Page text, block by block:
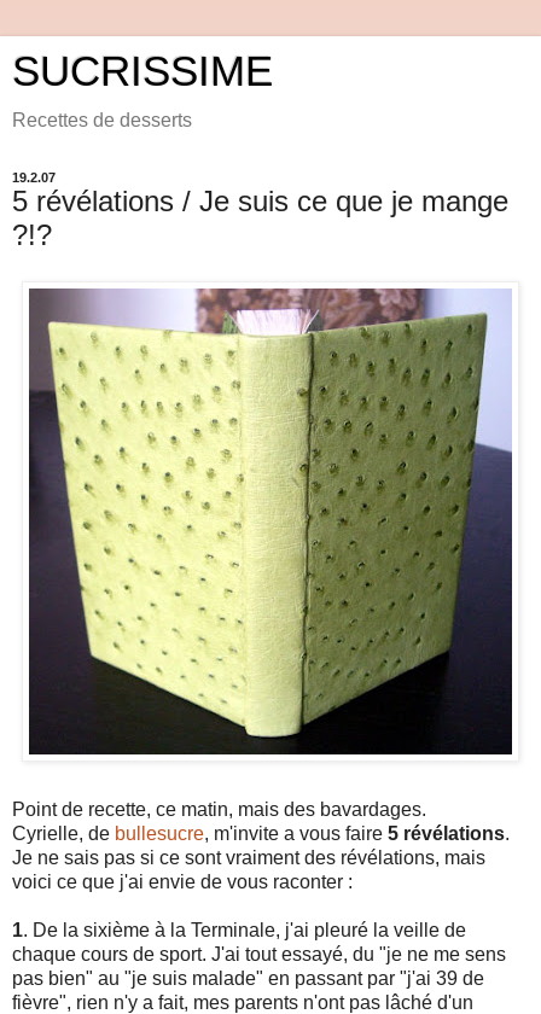
SUCRISSIME
Recettes de desserts
19.2.07
5 révélations / Je suis ce que je mange
?!?
Point de recette, ce matin, mais des bavardages.
Cyrielle, de bullesucre, m'invite a vous faire 5 révélations.
Je ne sais pas si ce sont vraiment des révélations, mais
voici ce que j'ai envie de vous raconter :
1. De la sixième à la Terminale, j'ai pleuré la veille de
chaque cours de sport. J'ai tout essayé, du "je ne me sens
pas bien" au "je suis malade" en passant par "j'ai 39 de
fièvre", rien n'y a fait, mes parents n'ont pas lâché d'un